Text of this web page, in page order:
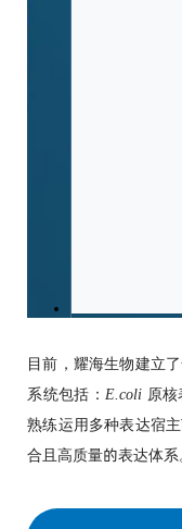
目前，耀海生物建立
系统包括：E.coli 原核
熟练运用多种表达宿
合且高质量的表达体系